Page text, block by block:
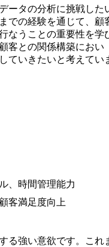
ータの分析に挑戦した
での経験を通じて、顧
なうことの重要性を学
客との関係構築におい
ていきたいと考えてい
、時間管理能力
客満足度向上
る強い意欲です。これ